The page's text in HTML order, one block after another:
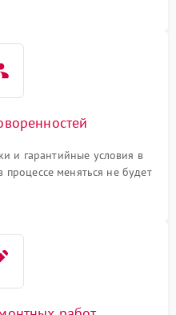
и гарантийные условия в
процессе меняться не будет